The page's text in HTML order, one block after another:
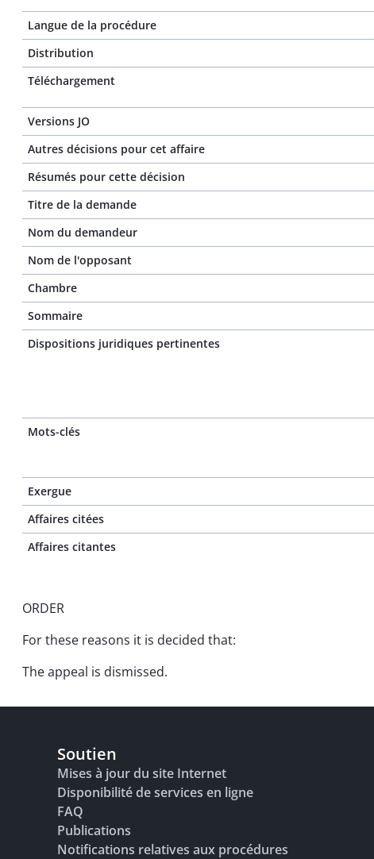
Langue de la procédure
Distribution
Téléchargement
Versions JO
Autres décisions pour cet affaire
Résumés pour cette décision
Titre de la demande
Nom du demandeur
Nom de l'opposant
Chambre
Sommaire
Dispositions juridiques pertinentes
Mots-clés
Exergue
Affaires citées
Affaires citantes
ORDER
For these reasons it is decided that:
The appeal is dismissed.
Soutien
Mises à jour du site Internet
Disponibilité de services en ligne
FAQ
Publications
Notifications relatives aux procédures